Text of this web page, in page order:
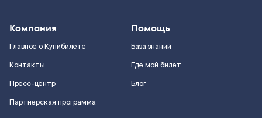
Компания
Главное о Купибилете
Контакты
Пресс-центр
Партнерская программа
Помощь
База знаний
Где мой билет
Блог